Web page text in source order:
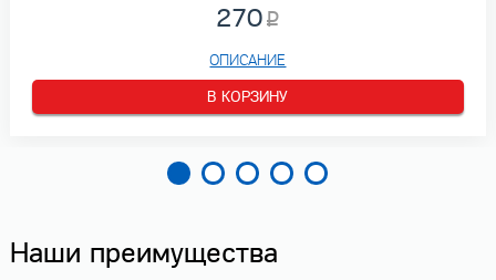
270
ОПИСАНИЕ
В КОРЗИНУ
Наши преимущества